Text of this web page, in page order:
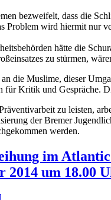
bezweifelt, dass die
Problem wird hiermit nur
hätte die
zu stürmen,
die Muslime, dieser
für Kritik und Gespräche.
zu leisten,
der Bremer
werden.
im
2014 um 18.00